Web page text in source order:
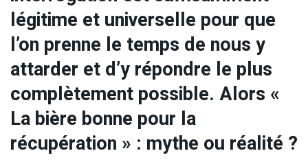
légitime et universelle pour que
l’on prenne le temps de nous y
attarder et d’y répondre le plus
complètement possible. Alors «
La bière bonne pour la
récupération » : mythe ou réalité ?